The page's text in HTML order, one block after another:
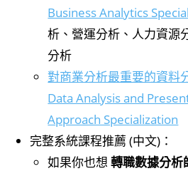
Business Analytics
析、營運分析、人力資源
分析
對商業分析最重要的資料
Data Analysis and
Approach Specialization
完整系統課程推薦 (中文)：
如果你也想轉職數據分析